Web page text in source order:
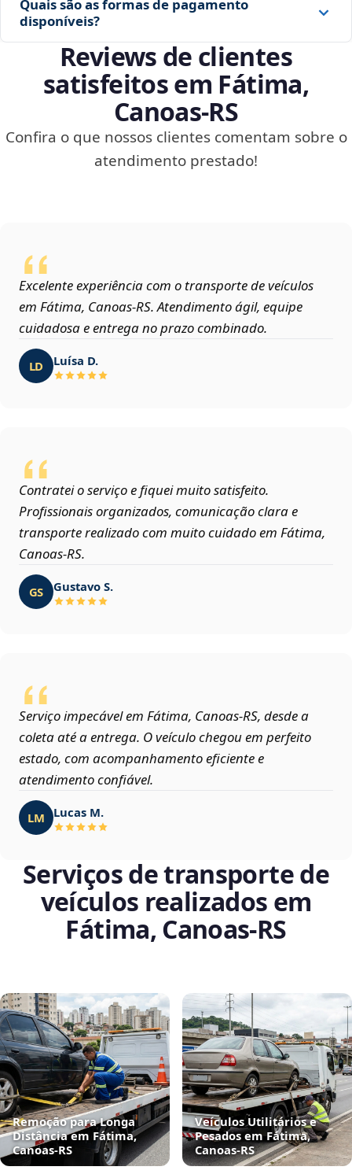
Quais são as formas de pagamento
disponíveis?
Reviews de clientes
satisfeitos em Fátima,
Canoas‑RS
Confira o que nossos clientes comentam sobre o
atendimento prestado!
Excelente experiência com o transporte de veículos
em Fátima, Canoas‑RS. Atendimento ágil, equipe
cuidadosa e entrega no prazo combinado.
LD Luísa D.
Contratei o serviço e fiquei muito satisfeito.
Profissionais organizados, comunicação clara e
transporte realizado com muito cuidado em Fátima,
Canoas‑RS.
GS Gustavo S.
Serviço impecável em Fátima, Canoas‑RS, desde a
coleta até a entrega. O veículo chegou em perfeito
estado, com acompanhamento eficiente e
atendimento confiável.
LM Lucas M.
Serviços de transporte de
veículos realizados em
Fátima, Canoas‑RS
Remoção para Longa
Distância em Fátima,
Canoas‑RS
Veículos Utilitários e
Pesados em Fátima,
Canoas‑RS